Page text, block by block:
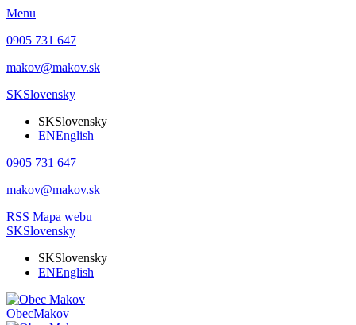
Menu
0905 731 647
makov@makov.sk
SKSlovensky
SKSlovensky
ENEnglish
0905 731 647
makov@makov.sk
RSS Mapa webu
SKSlovensky
SKSlovensky
ENEnglish
ObecMakov